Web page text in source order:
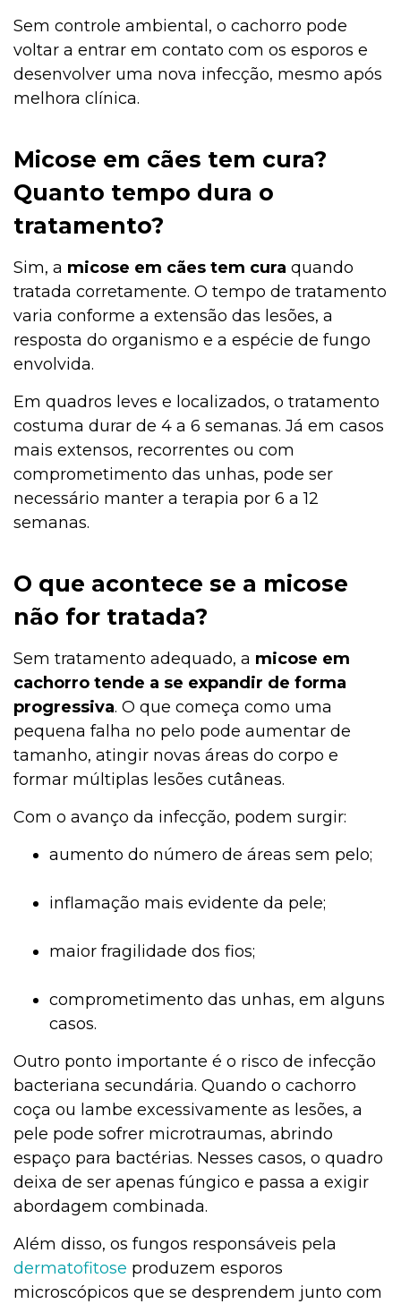
Sem controle ambiental, o cachorro pode
voltar a entrar em contato com os esporos e
desenvolver uma nova infecção, mesmo após
melhora clínica.
Micose em cães tem cura?
Quanto tempo dura o
tratamento?
Sim, a micose em cães tem cura quando
tratada corretamente. O tempo de tratamento
varia conforme a extensão das lesões, a
resposta do organismo e a espécie de fungo
envolvida.
Em quadros leves e localizados, o tratamento
costuma durar de 4 a 6 semanas. Já em casos
mais extensos, recorrentes ou com
comprometimento das unhas, pode ser
necessário manter a terapia por 6 a 12
semanas.
O que acontece se a micose
não for tratada?
Sem tratamento adequado, a micose em
cachorro tende a se expandir de forma
progressiva. O que começa como uma
pequena falha no pelo pode aumentar de
tamanho, atingir novas áreas do corpo e
formar múltiplas lesões cutâneas.
Com o avanço da infecção, podem surgir:
aumento do número de áreas sem pelo;
inflamação mais evidente da pele;
maior fragilidade dos fios;
comprometimento das unhas, em alguns
casos.
Outro ponto importante é o risco de infecção
bacteriana secundária. Quando o cachorro
coça ou lambe excessivamente as lesões, a
pele pode sofrer microtraumas, abrindo
espaço para bactérias. Nesses casos, o quadro
deixa de ser apenas fúngico e passa a exigir
abordagem combinada.
Além disso, os fungos responsáveis pela
dermatofitose produzem esporos
microscópicos que se desprendem junto com